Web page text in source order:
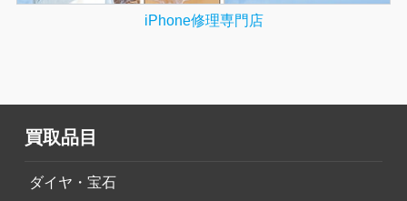
iPhone修理専門店
買取品目
ダイヤ・宝石